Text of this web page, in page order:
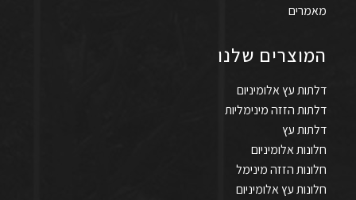
מאמרים
המוצרים שלנו
דלתות עץ אלומיניום
דלתות הזזה מינימליות
דלתות עץ
חלונות אלומיניום
חלונות הזזה מינימל
חלונות עץ אלומיניום